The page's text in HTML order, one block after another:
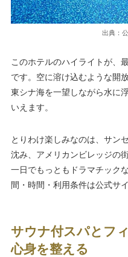
出典：
このホテルのハイライトが、
です。空に溶け込むような開
東シナ海を一望しながら水に
いえます。
とりわけ楽しみなのは、サン
沈み、アメリカンビレッジの
一日でもっともドラマチック
間・時間・利用条件は公式サ
サウナ付スパとフ
心身を整える